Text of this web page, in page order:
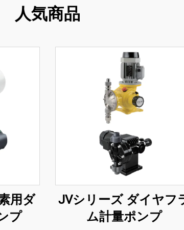
人気商品
用ダ
プ
JVシリーズ ダイヤフ
ム計量ポンプ